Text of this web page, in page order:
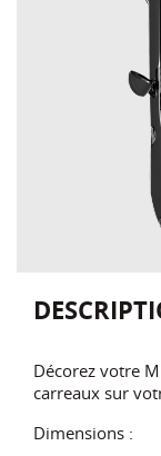
Décorez votre
carreaux sur
Dimensions :